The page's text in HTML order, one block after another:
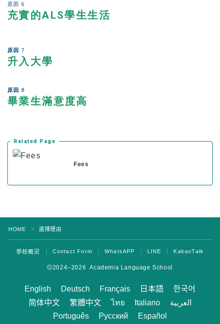
從申請到註冊的流程
上課時程表
假期
原因 6
充實的ALS學生生活
原因 7
升入大學
原因 8
畢業生滿意度高
Related Page
Fees
HOME ＞ 選擇理由
學校概況 Contact Form WhatsAPP LINE KakaoTalk
2024–2026 Academia Language School
English Deutsch Français 日本語
한국어
简体中文
繁體中文 ไทย Italiano
العربية
Português
Русский Español